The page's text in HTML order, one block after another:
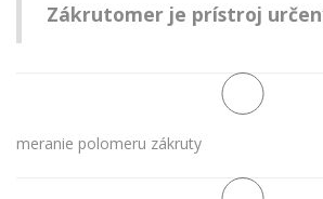
Zákrutomer je prístroj
meranie polomeru zákruty